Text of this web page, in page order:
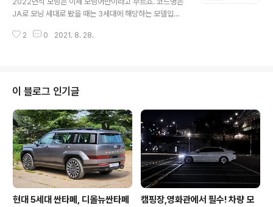
나씩 살펴보도록 하겠습니다. 1. 5세대 스포티지(NQ5) 외
는 총 7가지 입니다. 무슨 소리냐 하면 일단 쉐도우 매트 그
JA로 모닝 세대로 봤을 때는 3세대에 해당하는 모델입니
통했는데 어반에서는 아무래도 첨단안전장비들이 들어간
컬러 우선 이전 모닝의 경우는 총 8가지 색상이 있었는데
지금의 어반은 총 7가지 색상으로 조금 줄었습니다. 삭제
된 색상은 3가지입니다. 우선 현재는 터보 모델이 더 이상
나오지 않고 있지만 그 당시에는 모닝 터보가 있었고 전용
색상인 뉴팝 오렌지라는 색상이 삭제되었습니다. 그리고
레이에서 많이 볼 수 있는 엘..
2 0 2021. 8. 28.
이 블로그 인기글
현대 5세대 싼타페, 디올뉴싼타페
캠핑장,영화관에서 필수! 차량 모